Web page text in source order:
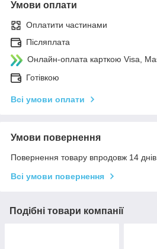
Умови оплати
Оплатити частинами
Післяплата
Онлайн-оплата карткою Visa,
Готівкою
Всі умови оплати
Умови повернення
Повернення товару впродовж 14
Всі умови повернення
Подібні товари компанії